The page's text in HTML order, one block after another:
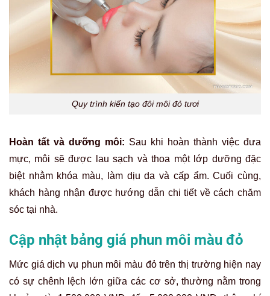
Quy trình kiến tạo đôi môi đỏ tươi
Hoàn tất và dưỡng môi: Sau khi hoàn thành việc đưa
mực, môi sẽ được lau sạch và thoa một lớp dưỡng đặc
biệt nhằm khóa màu, làm dịu da và cấp ẩm. Cuối cùng,
khách hàng nhận được hướng dẫn chi tiết về cách chăm
sóc tại nhà.
Cập nhật bảng giá phun môi màu đỏ
Mức giá dịch vụ phun môi màu đỏ trên thị trường hiện nay
có sự chênh lệch lớn giữa các cơ sở, thường nằm trong